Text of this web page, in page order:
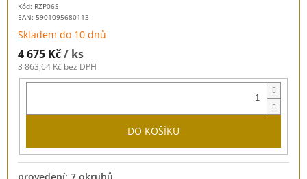
Kód: RZP06S
EAN: 5901095680113
Skladem do 10 dnů
4 675 Kč/ ks
3 863,64 Kč bez DPH
DO KOŠÍKU